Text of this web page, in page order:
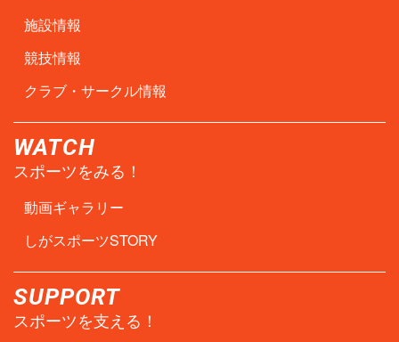
施設情報
競技情報
クラブ・サークル情報
WATCH
スポーツをみる！
動画ギャラリー
しがスポーツSTORY
SUPPORT
スポーツを支える！